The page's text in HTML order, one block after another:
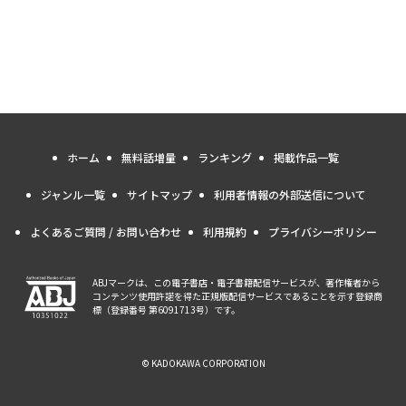
ホーム 無料話増量 ランキング 掲載作品一覧
ジャンル一覧 サイトマップ 利用者情報の外部送信について
よくあるご質問 / お問い合わせ 利用規約 プライバシーポリシー
ABJマークは、この電子書店・電子書籍配信サービスが、著作権者から
コンテンツ使用許諾を得た正規版配信サービスであることを示す登録商
標（登録番号 第6091713号）です。
© KADOKAWA CORPORATION